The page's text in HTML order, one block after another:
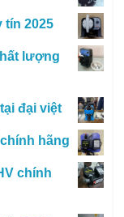
tín 2025
lượng
đại việt
hãng
chính